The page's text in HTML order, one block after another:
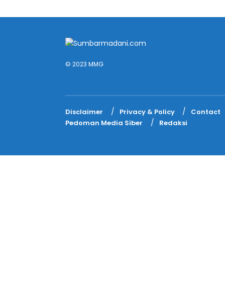
© 2023 MMG
Disclaimer Privacy & Policy
Contact
Pedoman Media Siber
Redaksi